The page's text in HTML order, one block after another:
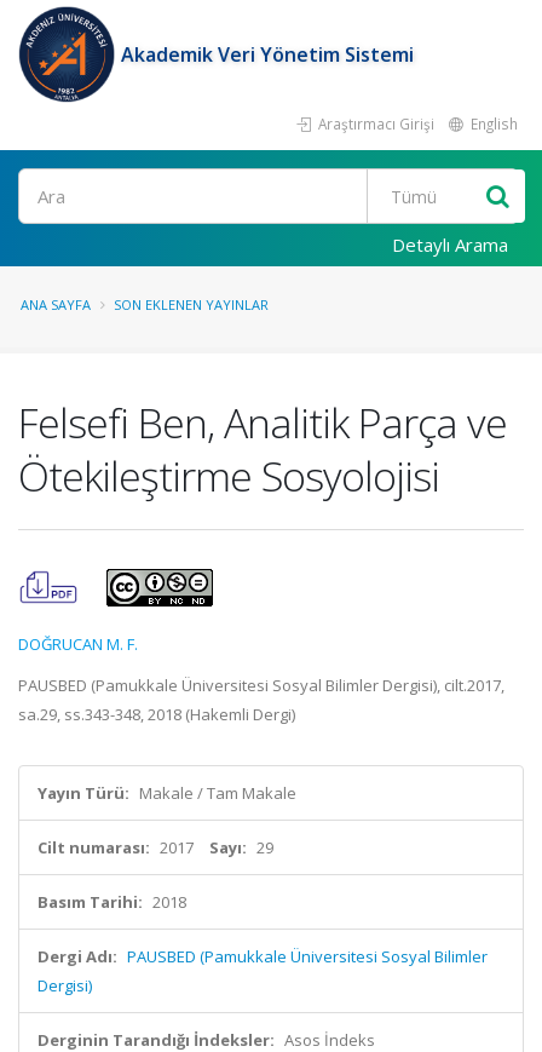
Akademik Veri Yönetim Sistemi
Araştırmacı Girişi English
Ara
Detaylı Arama
ANA SAYFA SON EKLENEN YAYINLAR
Felsefi Ben, Analitik Parça ve
Ötekileştirme Sosyolojisi
DOĞRUCAN M. F.
PAUSBED (Pamukkale Üniversitesi Sosyal Bilimler Dergisi), cilt.2017,
sa.29, ss.343-348, 2018 (Hakemli Dergi)
Yayın Türü: Makale / Tam Makale
Cilt numarası: 2017 Sayı: 29
Basım Tarihi: 2018
Dergi Adı: PAUSBED (Pamukkale Üniversitesi Sosyal Bilimler
Dergisi)
Derginin Tarandığı İndeksler: Asos İndeks